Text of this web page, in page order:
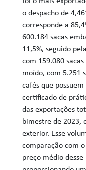
o despacho de
corresponde a
600.184 sacas
11,5%, seguido
com 159.080
moído, com 5.251
cafés que
certificado de
das exportações
bimestre de 2023,
exterior. Esse
comparação com
preço médio